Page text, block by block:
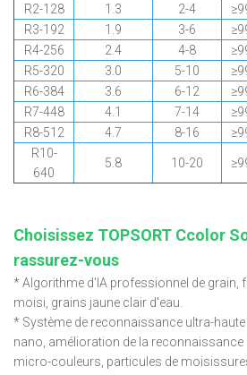
R2-128
1.3 2-4
R3-192
1.9 3-6
R4-256
2.4 4-8
R5-320
3.0 5-10
R6-384
3.6 6-12
R7-448
4.1 7-14
R8-512
4.7 8-16
R10-
640
5.8 10-20
Choisissez TOPSORT Ccolor
rassurez-vous
* Algorithme d'IA professionnel de grain,
moisi, grains jaune clair d'eau.
* Système de reconnaissance ultra-
nano, amélioration de la reconnaissance
micro-couleurs, particules de